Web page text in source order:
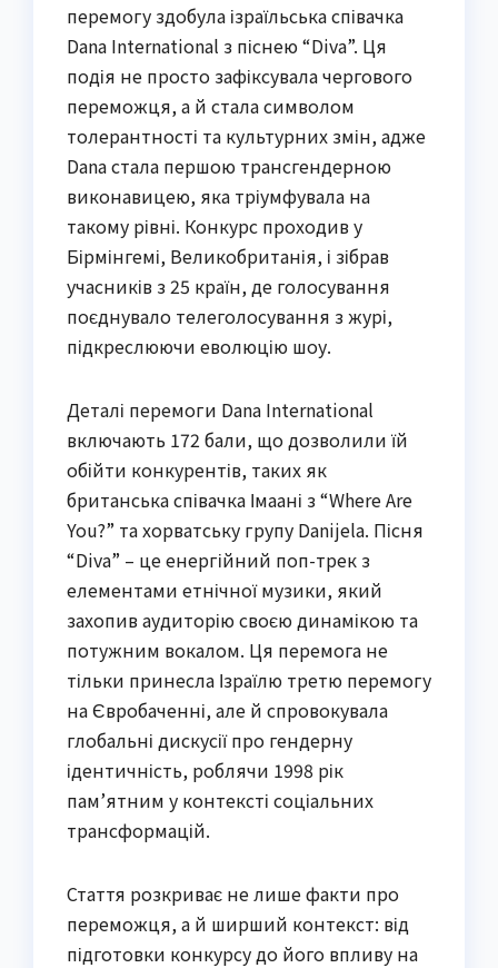
перемогу здобула ізраїльська співачка
Dana International з піснею “Diva”. Ця
подія не просто зафіксувала чергового
переможця, а й стала символом
толерантності та культурних змін, адже
Dana стала першою трансгендерною
виконавицею, яка тріумфувала на
такому рівні. Конкурс проходив у
Бірмінгемі, Великобританія, і зібрав
учасників з 25 країн, де голосування
поєднувало телеголосування з журі,
підкреслюючи еволюцію шоу.
Деталі перемоги Dana International
включають 172 бали, що дозволили їй
обійти конкурентів, таких як
британська співачка Імаані з “Where Are
You?” та хорватську групу Danijela. Пісня
“Diva” – це енергійний поп-трек з
елементами етнічної музики, який
захопив аудиторію своєю динамікою та
потужним вокалом. Ця перемога не
тільки принесла Ізраїлю третю перемогу
на Євробаченні, але й спровокувала
глобальні дискусії про гендерну
ідентичність, роблячи 1998 рік
пам’ятним у контексті соціальних
трансформацій.
Стаття розкриває не лише факти про
переможця, а й ширший контекст: від
підготовки конкурсу до його впливу на